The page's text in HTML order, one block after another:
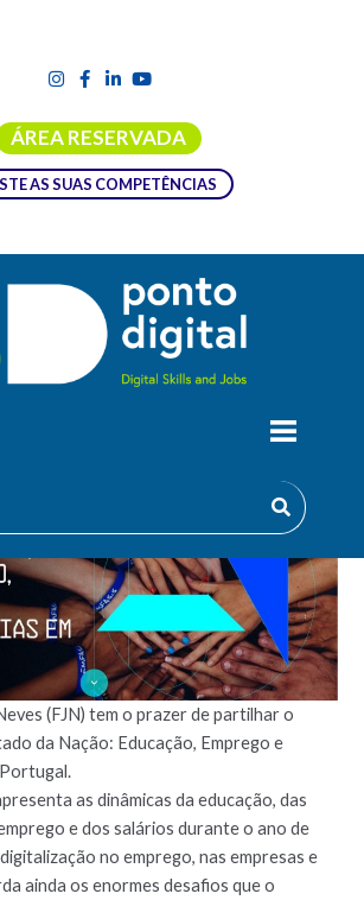
ÁREA RESERVADA
AS SUAS COMPETÊNCIAS
(FJN) tem o prazer de partilhar o
da Nação: Educação, Emprego e
as dinâmicas da educação, das
e dos salários durante o ano de
no emprego, nas empresas e
ainda os enormes desafios que o